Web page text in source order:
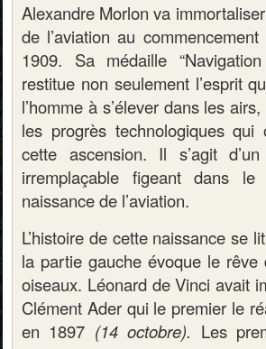
Alexandre Morlon va
de l’aviation au commencement
1909. Sa médaille “Navigation
restitue non seulement l’esprit
l’homme à s’élever dans les
les progrès technologiques qui
cette ascension. Il s’agit
irremplaçable figeant dans
naissance de l’aviation.
L’histoire de cette naissance se
la partie gauche évoque le
oiseaux. Léonard de Vinci avait
Clément Ader qui le premier le
en 1897 (14 octobre). Les